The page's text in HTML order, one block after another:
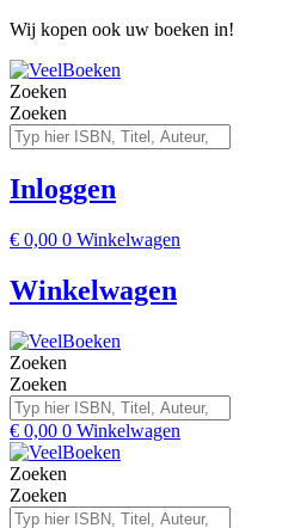
Wij kopen ook uw boeken in!
Zoeken
Zoeken
Inloggen
€ 0,00 0 Winkelwagen
Winkelwagen
Zoeken
Zoeken
€ 0,00 0 Winkelwagen
Zoeken
Zoeken